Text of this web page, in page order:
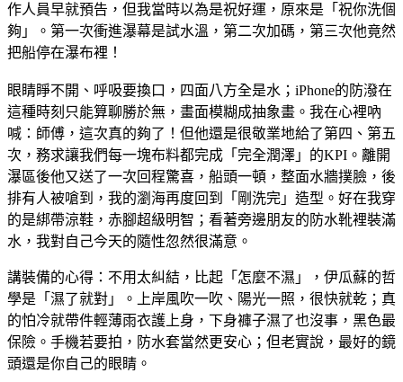
作人員早就預告，但我當時以為是祝好運，原來是「祝你洗個
夠」。第一次衝進瀑幕是試水溫，第二次加碼，第三次他竟然
把船停在瀑布裡！
眼睛睜不開、呼吸要換口，四面八方全是水；iPhone的防潑在
這種時刻只能算聊勝於無，畫面模糊成抽象畫。我在心裡吶
喊：師傅，這次真的夠了！但他還是很敬業地給了第四、第五
次，務求讓我們每一塊布料都完成「完全潤澤」的KPI。離開
瀑區後他又送了一次回程驚喜，船頭一頓，整面水牆撲臉，後
排有人被嗆到，我的瀏海再度回到「剛洗完」造型。好在我穿
的是綁帶涼鞋，赤腳超級明智；看著旁邊朋友的防水靴裡裝滿
水，我對自己今天的隨性忽然很滿意。
講裝備的心得：不用太糾結，比起「怎麼不濕」，伊瓜蘇的哲
學是「濕了就對」。上岸風吹一吹、陽光一照，很快就乾；真
的怕冷就帶件輕薄雨衣護上身，下身褲子濕了也沒事，黑色最
保險。手機若要拍，防水套當然更安心；但老實說，最好的鏡
頭還是你自己的眼睛。